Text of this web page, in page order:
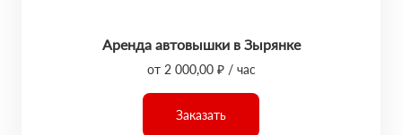
Аренда автовышки в Зырянке
от 2 000,00 ₽ / час
Заказать